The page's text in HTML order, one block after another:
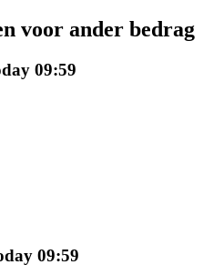
voor ander bedrag
09:59
09:59